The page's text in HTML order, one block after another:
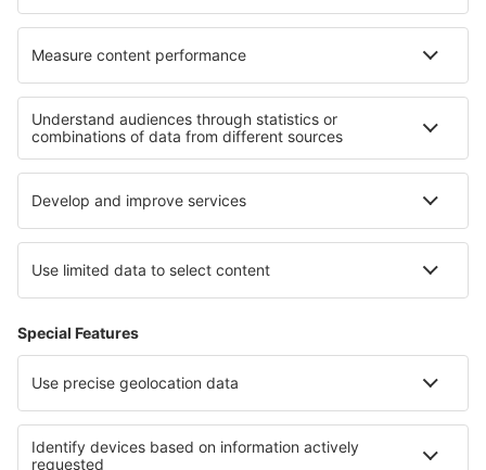
Termeni şi condiţii
Rezervările mele
Politica de Confidențialitate
Politică cookie
Asistenţă şi contact
Țări
Siteuri internaționale